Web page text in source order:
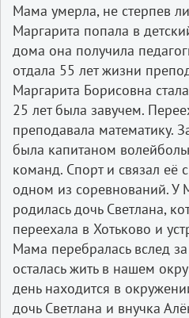
Мама умерла, не стерпев
Маргарита попала в
дома она получила
отдала 55 лет жизни
Маргарита Борисовна
25 лет была завучем.
преподавала математику.
была капитаном
команд. Спорт и связал
одном из соревнований. У
родилась дочь Светлана,
переехала в Хотьково и
Мама перебралась вслед
осталась жить в нашем
день находится в
дочь Светлана и внучка